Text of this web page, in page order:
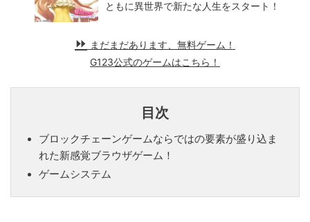
ともに異世界で新たな人生をスタート！
まだまだあります、無料ゲーム！
G123公式のゲームはこちら！
目次
ブロックチェーンゲームならではの要素が盛り込ま
れた新感覚ブラウザゲーム！
ゲームシステム